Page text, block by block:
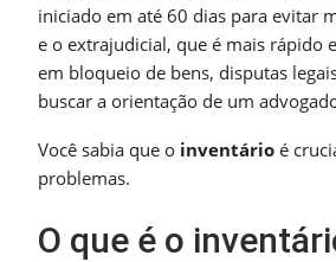
iniciado em até 60 dias para evitar
e o extrajudicial, que é mais rápido
em bloqueio de bens, disputas
buscar a orientação de um
Você sabia que o inventário é
problemas.
O que é o